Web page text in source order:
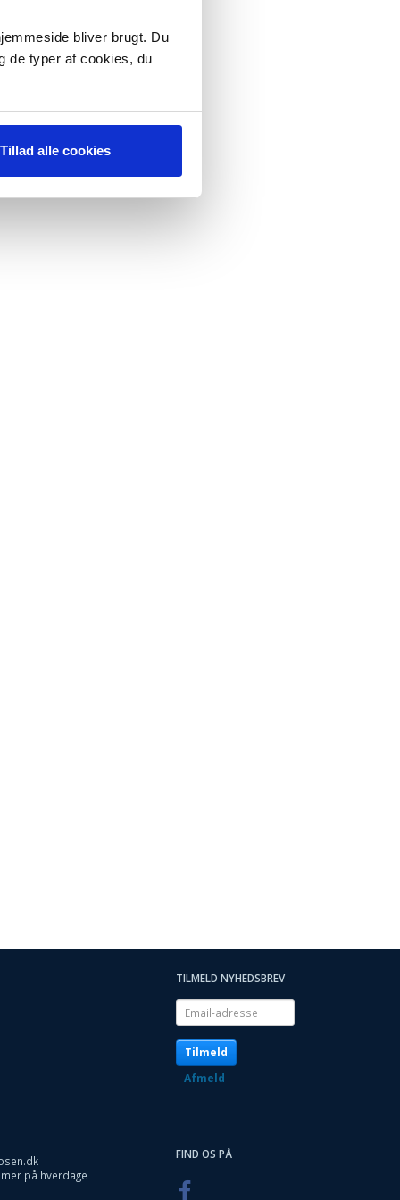
bliver brugt. Du
de typer af cookies, du
Tillad alle cookies
på hverdage
TILMELD NYHEDSBREV
Email-
adresse
Tilmeld
Afmeld
FIND OS PÅ